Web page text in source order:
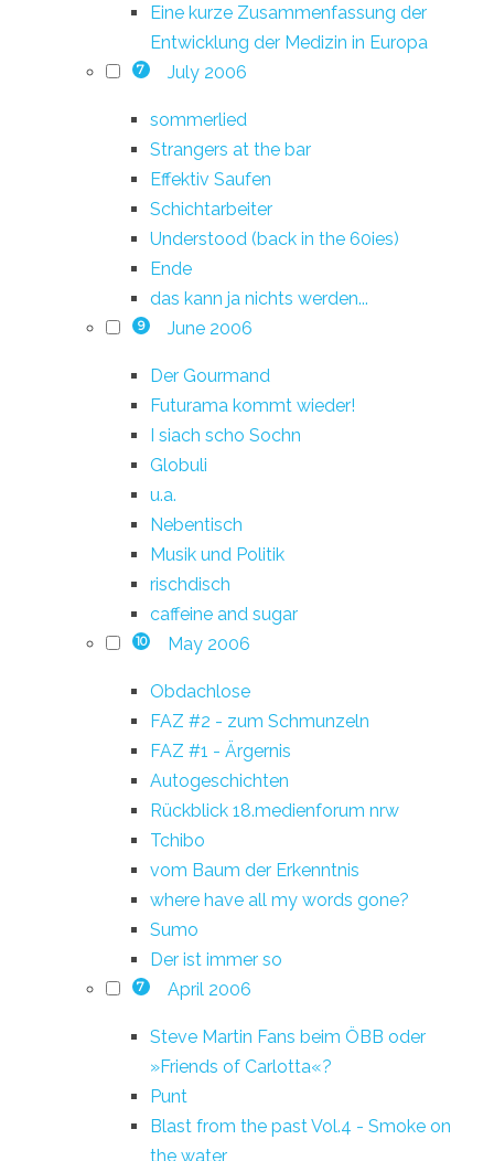
Eine kurze Zusammenfassung der
Entwicklung der Medizin in Europa
7 July 2006
sommerlied
Strangers at the bar
Effektiv Saufen
Schichtarbeiter
Understood (back in the 60ies)
Ende
das kann ja nichts werden...
9 June 2006
Der Gourmand
Futurama kommt wieder!
I siach scho Sochn
Globuli
u.a.
Nebentisch
Musik und Politik
rischdisch
caffeine and sugar
10 May 2006
Obdachlose
FAZ #2 - zum Schmunzeln
FAZ #1 - Ärgernis
Autogeschichten
Rückblick 18.medienforum nrw
Tchibo
vom Baum der Erkenntnis
where have all my words gone?
Sumo
Der ist immer so
7 April 2006
Steve Martin Fans beim ÖBB oder
»Friends of Carlotta«?
Punt
Blast from the past Vol.4 - Smoke on
the water